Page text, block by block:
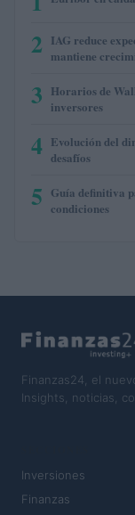
2 IAG reduce
mantiene
3 Horarios de
inversores
4 Evolución del
desafíos
5 Guía definitiva
condiciones
Finanzas24, el
Insights, noticias,
Inversiones
Finanzas